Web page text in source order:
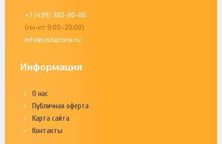
+7 (499) 380-80-80
(пн-пт 9:00–20:00)
info@vodazone.ru
Информация
О нас
Публичная оферта
Карта сайта
Контакты